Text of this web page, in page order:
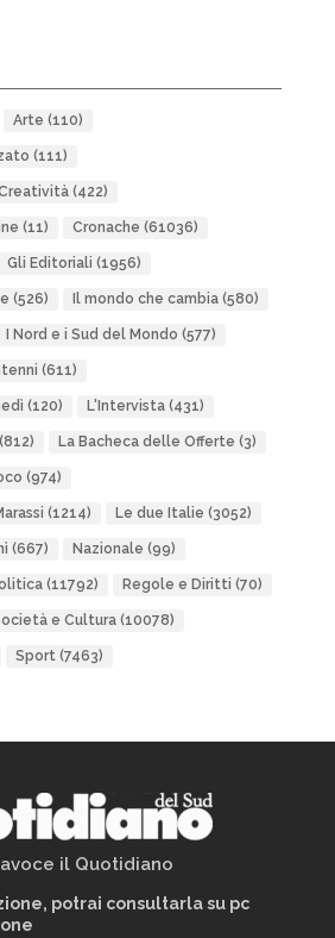
Arte (110)
(111)
(422)
(11) Cronache (61036)
Gli Editoriali (1956)
(526) Il mondo che cambia(580)
I Nord e i Sud del Mondo (577)
(611)
(120) L'Intervista(431)
La Bacheca delle Offerte (3)
(974)
(1214) Le due Italie (3052)
(667) Nazionale (99)
(11792) Regole e Diritti (70)
e Cultura(10078)
Sport(7463)
il Quotidiano
potrai consultarla su pc